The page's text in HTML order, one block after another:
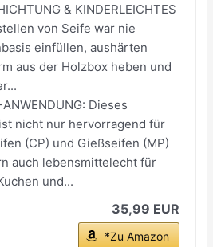
& KINDERLEICHTES
von Seife war nie
einfüllen, aushärten
aus der Holzbox heben und
ANWENDUNG: Dieses
nicht nur hervorragend für
(CP) und Gießseifen (MP)
auch lebensmittelecht für
und...
35,99 EUR
*Zu Amazon